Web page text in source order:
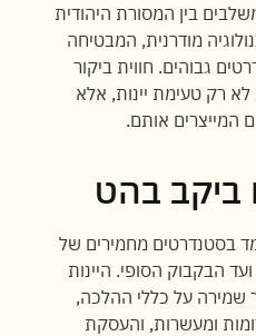
בין המסורת היהודית
מודרנית, המבטיחה
גבוהים. חווית ביקור
רק טעימת יינות, אלא
המייצרים אותם.
ביקב בהט
בסטנדרטים מחמירים של
הבקבוק הסופי. היינות
שמירה על כללי ההלכה,
ומעשרות, והעסקת